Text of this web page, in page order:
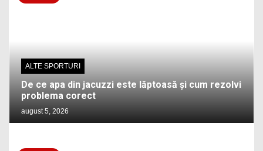
ALTE SPORTURI
De ce apa din jacuzzi este lăptoasă și cum rezolvi
problema corect
august 5, 2026